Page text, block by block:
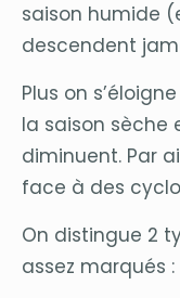
saison humide
descendent
Plus on
la saison sèche
diminuent. Par
face à des
On distingue 2
assez marqués :